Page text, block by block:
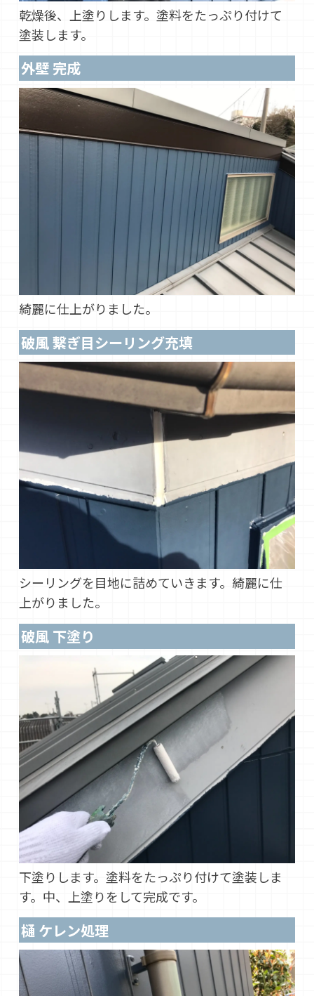
乾燥後、上塗りします。塗料をたっぷり付けて
塗装します。
外壁 完成
綺麗に仕上がりました。
破風 繋ぎ目シーリング充填
シーリングを目地に詰めていきます。綺麗に仕
上がりました。
破風 下塗り
下塗りします。塗料をたっぷり付けて塗装しま
す。中、上塗りをして完成です。
樋 ケレン処理